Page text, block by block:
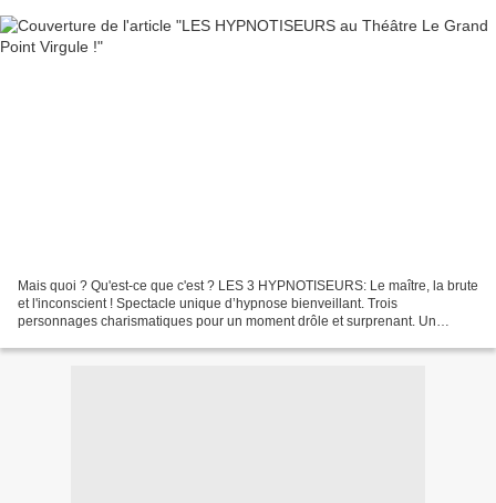
Mais quoi ? Qu'est-ce que c'est ? LES 3 HYPNOTISEURS: Le maître, la brute
et l'inconscient ! Spectacle unique d’hypnose bienveillant. Trois
personnages charismatiques pour un moment drôle et surprenant. Un